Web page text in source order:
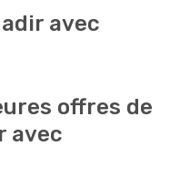
avec
offres de
avec